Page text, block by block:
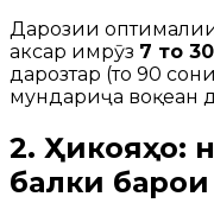
Дарозии
аксар имрӯз 7 то
дарозтар (то 90
мундариҷа воқеан
2. Ҳикояҳо:
балки